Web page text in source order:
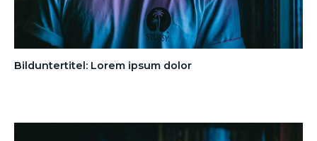
Bilduntertitel: Lorem ipsum dolor